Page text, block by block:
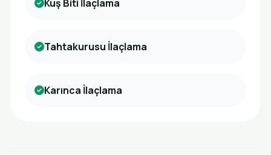
Kuş Biti İlaçlama
Tahtakurusu İlaçlama
Karınca İlaçlama